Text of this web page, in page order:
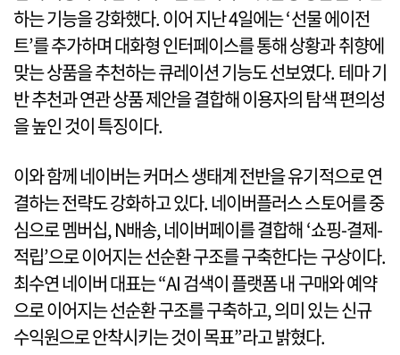
하는 기능을 강화했다. 이어 지난 4일에는 ‘선물 에이전
트’를 추가하며 대화형 인터페이스를 통해 상황과 취향에
맞는 상품을 추천하는 큐레이션 기능도 선보였다. 테마 기
반 추천과 연관 상품 제안을 결합해 이용자의 탐색 편의성
을 높인 것이 특징이다.
이와 함께 네이버는 커머스 생태계 전반을 유기적으로 연
결하는 전략도 강화하고 있다. 네이버플러스 스토어를 중
심으로 멤버십, N배송, 네이버페이를 결합해 ‘쇼핑-결제-
적립’으로 이어지는 선순환 구조를 구축한다는 구상이다.
최수연 네이버 대표는 “AI 검색이 플랫폼 내 구매와 예약
으로 이어지는 선순환 구조를 구축하고, 의미 있는 신규
수익원으로 안착시키는 것이 목표”라고 밝혔다.